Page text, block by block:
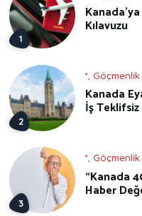
Kılavuzu
* Göçmenlik
Kanada
İş
* Göçmenlik
“Kanada
Haber